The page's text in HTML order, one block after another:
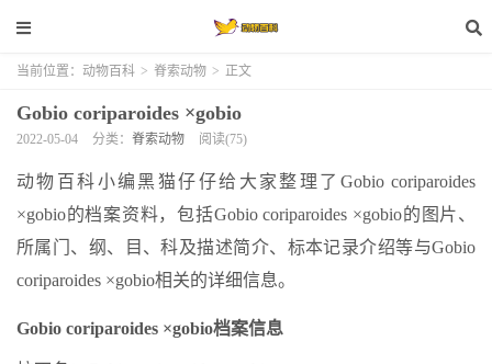
当前位置： 动物百科 > 脊索动物 > 正文
Gobio coriparoides ×gobio
2022-05-04 分类： 脊索动物 阅读(75)
动物百科小编黑猫仔仔给大家整理了Gobio coriparoides
×gobio的档案资料，包括Gobio coriparoides ×gobio的图片、
所属门、纲、目、科及描述简介、标本记录介绍等与Gobio
coriparoides ×gobio相关的详细信息。
Gobio coriparoides ×gobio档案信息